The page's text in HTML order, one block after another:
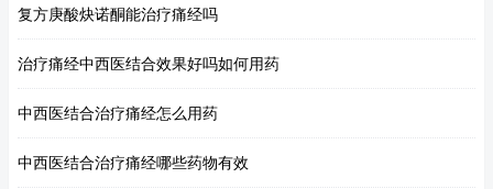
复方庚酸炔诺酮能治疗痛经吗
治疗痛经中西医结合效果好吗如何用药
中西医结合治疗痛经怎么用药
中西医结合治疗痛经哪些药物有效